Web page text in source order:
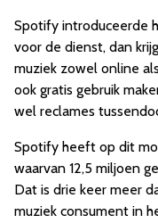
Spotify introduceerde
voor de dienst, dan
muziek zowel online
ook gratis gebruik
wel reclames
Spotify heeft op dit
waarvan 12,5 miljoen
Dat is drie keer meer
muziek consument in